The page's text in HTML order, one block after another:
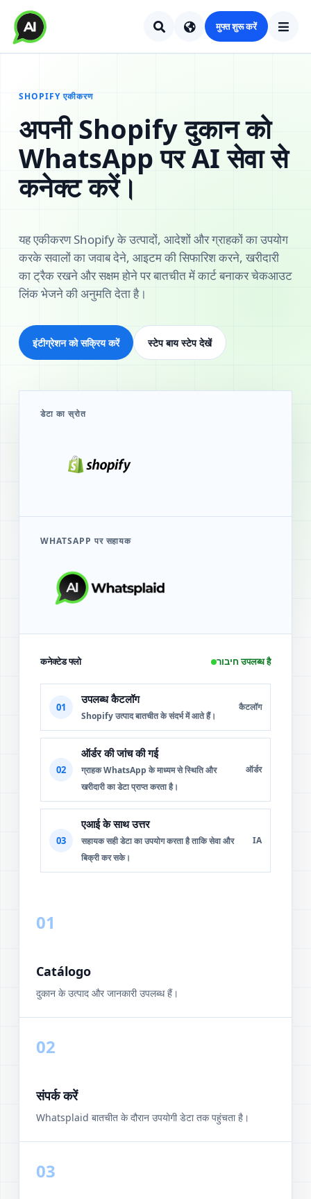
मुफ्त शुरू करें
SHOPIFY एकीकरण
अपनी Shopify दुकान को
WhatsApp पर AI सेवा से
कनेक्ट करें।
यह एकीकरण Shopify के उत्पादों, आदेशों और ग्राहकों का उपयोग
करके सवालों का जवाब देने, आइटम की सिफारिश करने, खरीदारी
का ट्रैक रखने और सक्षम होने पर बातचीत में कार्ट बनाकर चेकआउट
लिंक भेजने की अनुमति देता है।
इंटीग्रेशन को सक्रिय करें स्टेप बाय स्टेप देखें
डेटा का स्रोत
WHATSAPP पर सहायक
कनेक्टेड फ्लो חיבור उपलब्ध है
01
उपलब्ध कैटलॉग
Shopify उत्पाद बातचीत के संदर्भ में आते हैं।
कैटलॉग
02
ऑर्डर की जांच की गई
ग्राहक WhatsApp के माध्यम से स्थिति और
खरीदारी का डेटा प्राप्त करता है।
ऑर्डर
03
एआई के साथ उत्तर
सहायक सही डेटा का उपयोग करता है ताकि सेवा और
बिक्री कर सके।
IA
01
Catálogo
दुकान के उत्पाद और जानकारी उपलब्ध हैं।
02
संपर्क करें
Whatsplaid बातचीत के दौरान उपयोगी डेटा तक पहुंचता है।
03